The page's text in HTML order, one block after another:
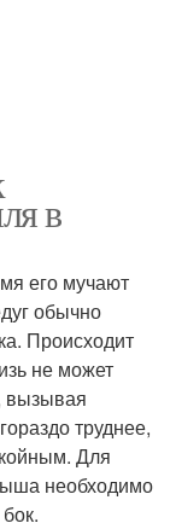
в
его мучают
обычно
Происходит
не может
вызывая
труднее,
Для
необходимо